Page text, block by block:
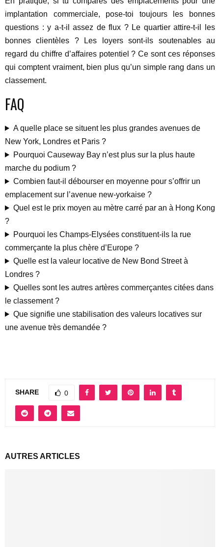
implantation commerciale, pose-toi toujours les bonnes
questions : y a-t-il assez de flux ? Le quartier attire-t-il les
bonnes clientèles ? Les loyers sont-ils soutenables au
regard du chiffre d’affaires potentiel ? Ce sont ces réponses
qui comptent vraiment, bien plus qu’un simple rang dans un
classement.
FAQ
A quelle place se situent les plus grandes avenues de
New York, Londres et Paris ?
Pourquoi Causeway Bay n’est plus sur la plus haute
marche du podium ?
Combien faut-il débourser en moyenne pour s’offrir un
emplacement sur l’avenue new-yorkaise ?
Quel est le prix moyen au mètre carré par an à Hong Kong
?
Pourquoi les Champs-Elysées constituent-ils la rue
commerçante la plus chère d’Europe ?
Quelle est la valeur locative de New Bond Street à
Londres ?
Quelles sont les autres artères commerçantes citées dans
le classement ?
Que signifie une stabilisation des valeurs locatives sur
une avenue très demandée ?
SHARE 0
AUTRES ARTICLES